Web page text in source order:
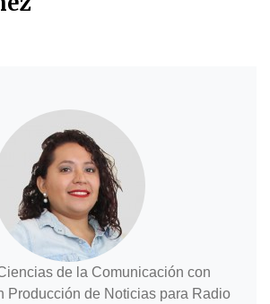
de la Comunicación con
Producción de Noticias para Radio